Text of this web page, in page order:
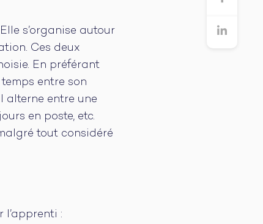
s’organise autour
Ces deux
En préférant
entre son
alterne entre une
en poste, etc.
tout considéré
l’apprenti :